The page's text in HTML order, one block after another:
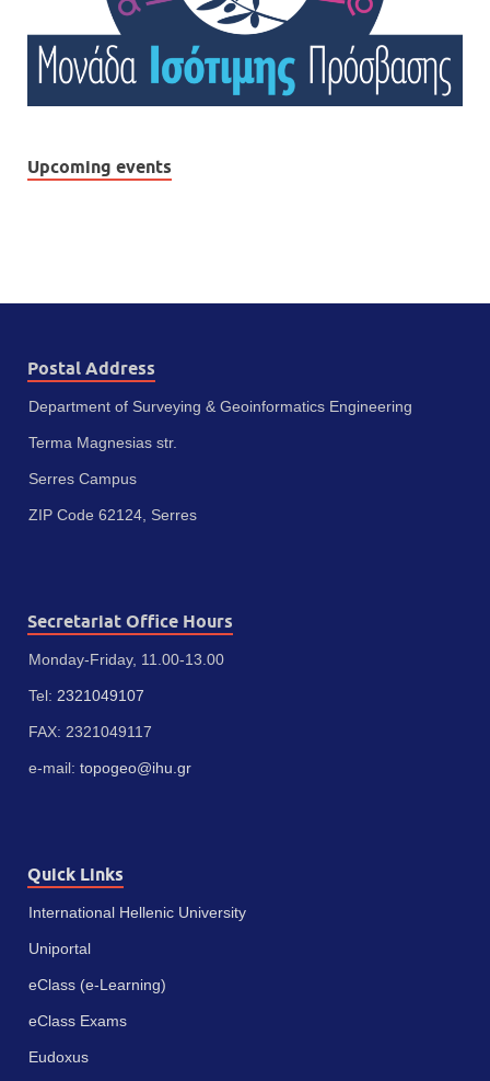
Upcoming events
Postal Address
Department of Surveying & Geoinformatics Engineering
Terma Magnesias str.
Serres Campus
ZIP Code 62124, Serres
Secretariat Office Hours
Monday-Friday, 11.00-13.00
Tel: 2321049107
FAX: 2321049117
e-mail: topogeo@ihu.gr
Quick Links
International Hellenic University
Uniportal
eClass (e-Learning)
eClass Exams
Eudoxus